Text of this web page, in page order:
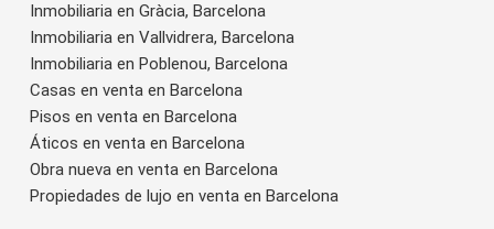
Inmobiliaria en Gràcia, Barcelona
Inmobiliaria en Vallvidrera, Barcelona
Inmobiliaria en Poblenou, Barcelona
Casas en venta en Barcelona
Pisos en venta en Barcelona
Áticos en venta en Barcelona
Obra nueva en venta en Barcelona
Propiedades de lujo en venta en Barcelona